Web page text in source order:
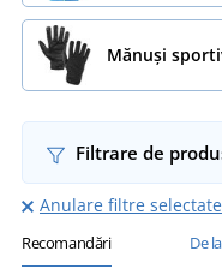
Mănuși
Filtrare de
Anulare filtre
Recomandări De